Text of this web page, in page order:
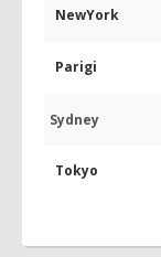
NewYork
Parigi
Sydney
Tokyo